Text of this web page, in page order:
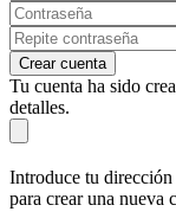
Crear cuenta
Tu cuenta ha sido
detalles.
Introduce tu
para crear una nueva